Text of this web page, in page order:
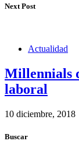
Next Post
Actualidad
Millennials
laboral
10 diciembre, 2018
Buscar